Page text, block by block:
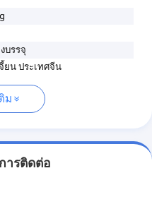
บรรจุ
ยน ประเทศจีน
ม
ารติดต่อ